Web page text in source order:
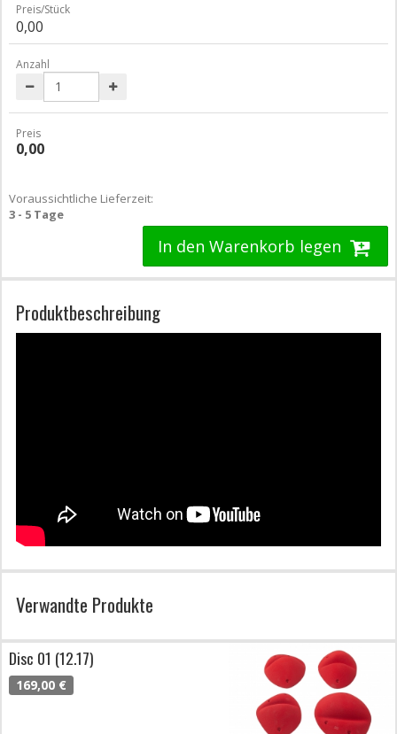
Preis/Stück
0,00
Anzahl
Preis
0,00
Voraussichtliche Lieferzeit:
3 - 5 Tage
In den Warenkorb legen
Produktbeschreibung
Verwandte Produkte
Disc 01 (12.17)
169,00 €